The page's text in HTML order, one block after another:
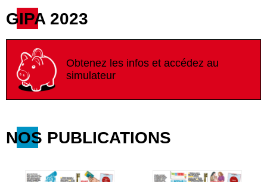
GIPA 2023
Obtenez les infos et accédez au
simulateur
NOS PUBLICATIONS